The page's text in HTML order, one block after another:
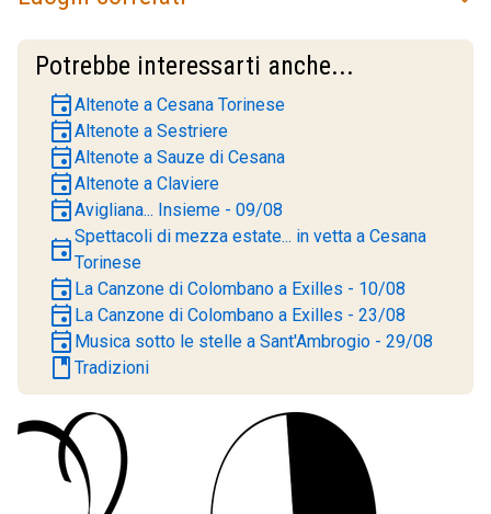
Potrebbe interessarti anche...
eventAltenote a Cesana Torinese
eventAltenote a Sestriere
eventAltenote a Sauze di Cesana
eventAltenote a Claviere
eventAvigliana... Insieme - 09/08
eventSpettacoli di mezza estate... in vetta a Cesana
Torinese
event La Canzone di Colombano a Exilles - 10/08
event La Canzone di Colombano a Exilles - 23/08
event Musica sotto le stelle a Sant'Ambrogio - 29/08
book Tradizioni